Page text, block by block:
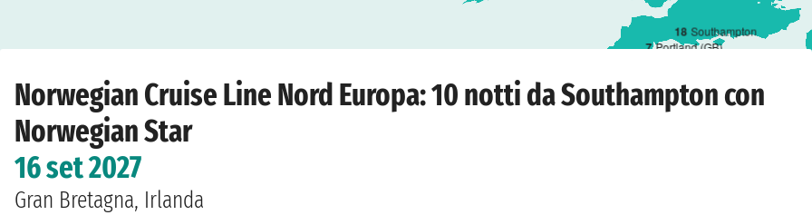
18 Southampton
7 Portland (GB)
Norwegian Cruise Line Nord Europa: 10 notti da Southampton con
Norwegian Star
16 set 2027
Gran Bretagna, Irlanda